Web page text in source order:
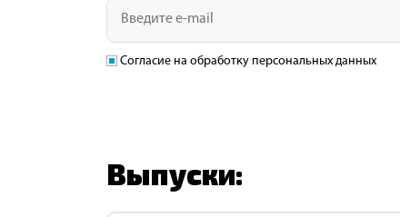
Согласие на обработку персональных данных
Выпуски: